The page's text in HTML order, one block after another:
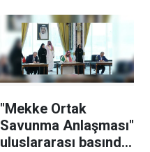
"Mekke Ortak
Savunma Anlaşması"
uluslararası basında